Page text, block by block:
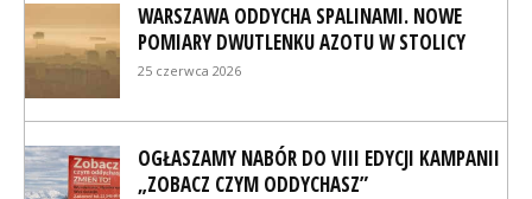
WARSZAWA ODDYCHA SPALINAMI. NOWE
POMIARY DWUTLENKU AZOTU W STOLICY
25 czerwca 2026
OGŁASZAMY NABÓR DO VIII EDYCJI KAMPANII
„ZOBACZ CZYM ODDYCHASZ”